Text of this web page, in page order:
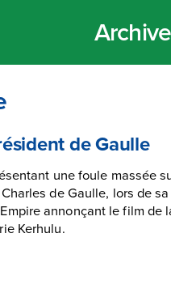
de Gaulle
une foule massée
de Gaulle, lors de
annonçant le film de
Kerhulu.